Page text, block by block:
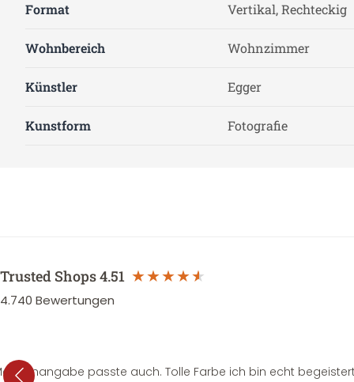
Format Vertikal, Rechteckig
Wohnbereich Wohnzimmer
Künstler Egger
Kunstform Fotografie
Trusted Shops4.51
4.740 Bewertungen
passte auch. Tolle Farbe ich bin echt